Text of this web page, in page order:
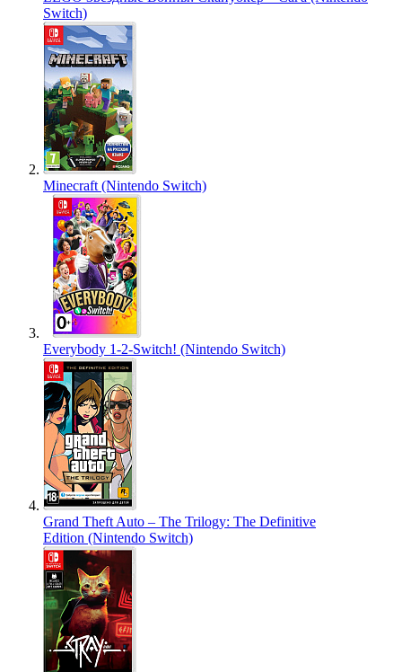
Switch)
Minecraft (Nintendo Switch)
Everybody 1-2-Switch! (Nintendo Switch)
Grand Theft Auto – The Trilogy: The Definitive
Edition (Nintendo Switch)